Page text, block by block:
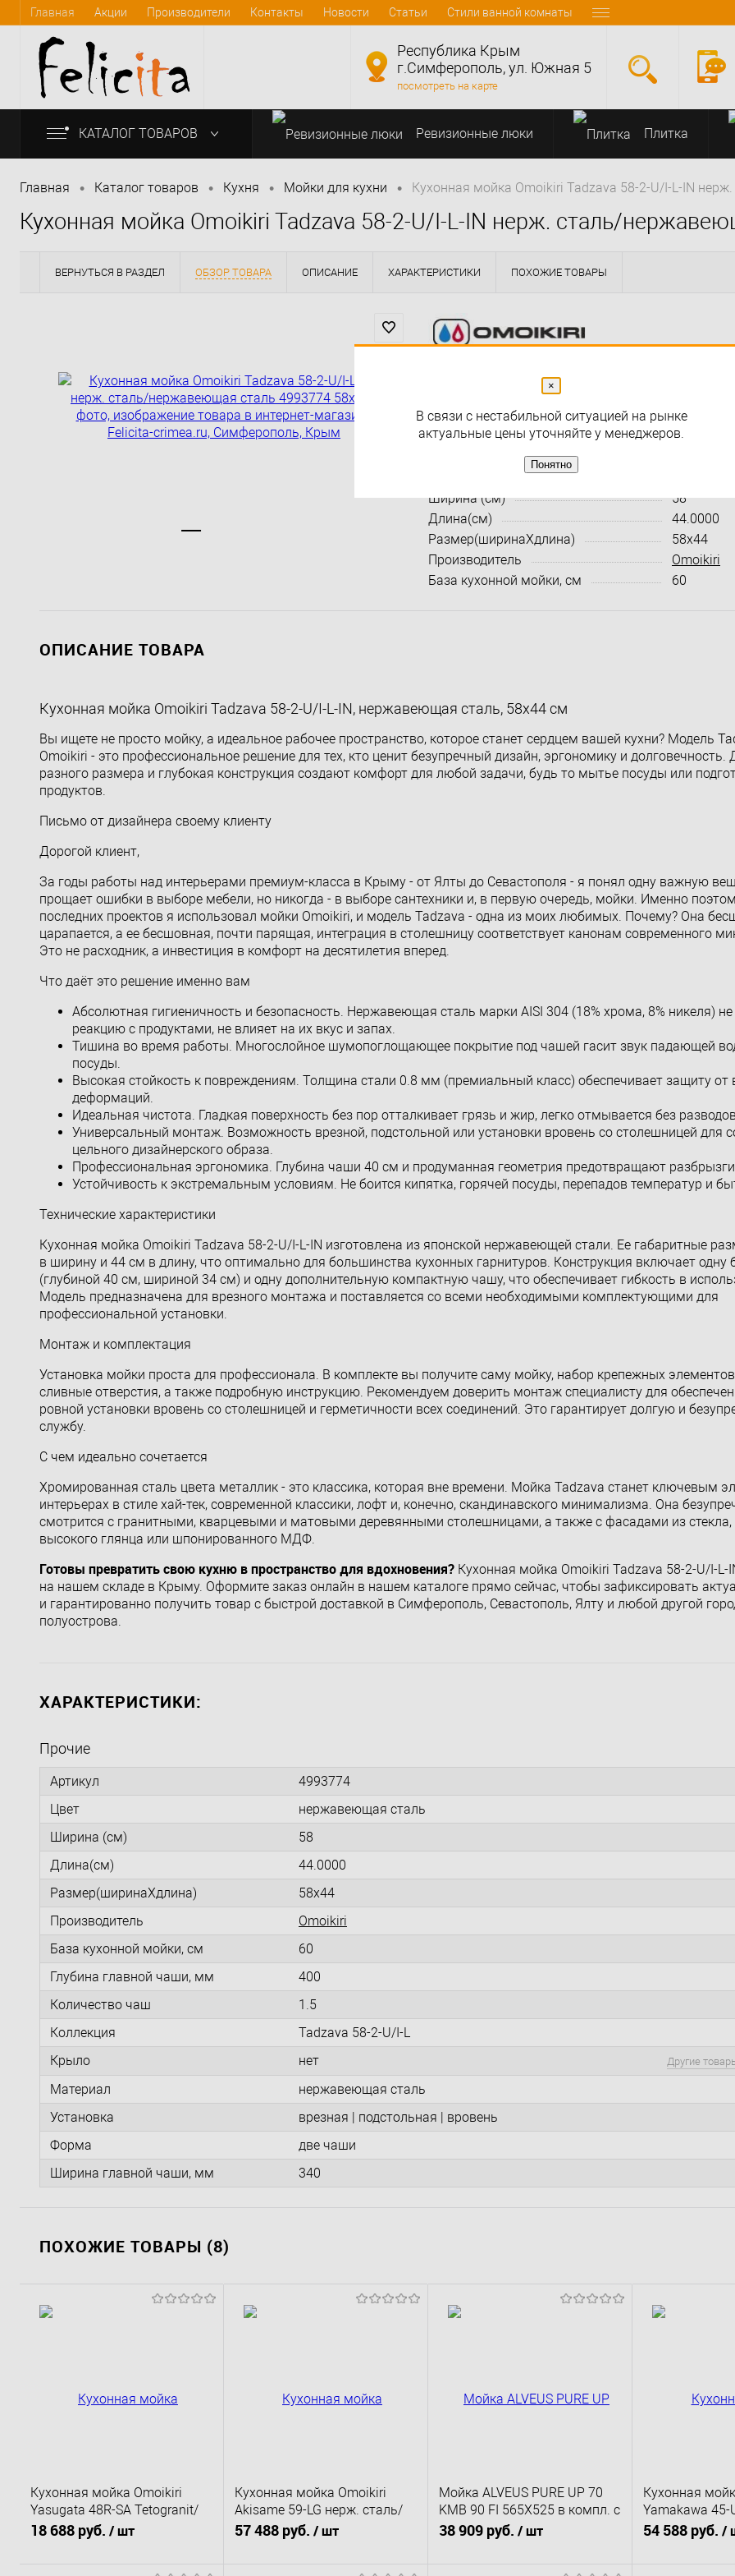
Главная Акции Производители Контакты Новости Статьи Стили ванной комнаты
info@felicita-crimea.ru
Республика Крым
г.Симферополь, ул. Южная 5
посмотреть на карте
КАТАЛОГ ТОВАРОВ Ревизионные люки Плитка
Главная • Каталог товаров • Кухня • Мойки для кухни • Кухонная мойка Omoikiri Tadzava 58-2-U/I-L-IN
Кухонная мойка Omoikiri Tadzava 58-2-U/I-L-IN нерж. сталь/
ВЕРНУТЬСЯ В РАЗДЕЛ ОБЗОР ТОВАРА ОПИСАНИЕ ХАРАКТЕРИСТИКИ ПОХОЖИЕ ТОВАРЫ
Ширина (см)
58
Длина(см)
44.0000
Размер(ширинаXдлина)
58x44
Производитель
Omoikiri
База кухонной мойки, см
60
ОПИСАНИЕ ТОВАРА
Кухонная мойка Omoikiri Tadzava 58-2-U/I-L-IN, нержавеющая сталь, 58х44 см
Вы ищете не просто мойку, а идеальное рабочее пространство, которое станет сердцем вашей кухни? Модель
Omoikiri - это профессиональное решение для тех, кто ценит безупречный дизайн, эргономику и
разного размера и глубокая конструкция создают комфорт для любой задачи, будь то мытье посуды или
продуктов.
Письмо от дизайнера своему клиенту
Дорогой клиент,
За годы работы над интерьерами премиум-класса в Крыму - от Ялты до Севастополя - я понял одну важную
прощает ошибки в выборе мебели, но никогда - в выборе сантехники и, в первую очередь, мойки. Именно
последних проектов я использовал мойки Omoikiri, и модель Tadzava - одна из моих любимых. Почему? Она
царапается, а ее бесшовная, почти парящая, интеграция в столешницу соответствует канонам современного
Это не расходник, а инвестиция в комфорт на десятилетия вперед.
Что даёт это решение именно вам
Абсолютная гигиеничность и безопасность. Нержавеющая сталь марки AISI 304 (18% хрома, 8% никеля) не
реакцию с продуктами, не влияет на их вкус и запах.
Тишина во время работы. Многослойное шумопоглощающее покрытие под чашей гасит звук падающей
посуды.
Высокая стойкость к повреждениям. Толщина стали 0.8 мм (премиальный класс) обеспечивает защиту от
деформаций.
Идеальная чистота. Гладкая поверхность без пор отталкивает грязь и жир, легко отмывается без
Универсальный монтаж. Возможность врезной, подстольной или установки вровень со столешницей для
цельного дизайнерского образа.
Профессиональная эргономика. Глубина чаши 40 см и продуманная геометрия предотвращают
Устойчивость к экстремальным условиям. Не боится кипятка, горячей посуды, перепадов температур и
Технические характеристики
Кухонная мойка Omoikiri Tadzava 58-2-U/I-L-IN изготовлена из японской нержавеющей стали. Ее габаритные
в ширину и 44 см в длину, что оптимально для большинства кухонных гарнитуров. Конструкция включает
(глубиной 40 см, шириной 34 см) и одну дополнительную компактную чашу, что обеспечивает гибкость в
Модель предназначена для врезного монтажа и поставляется со всеми необходимыми комплектующими для
профессиональной установки.
Монтаж и комплектация
Установка мойки проста для профессионала. В комплекте вы получите саму мойку, набор крепежных
сливные отверстия, а также подробную инструкцию. Рекомендуем доверить монтаж специалисту для
ровной установки вровень со столешницей и герметичности всех соединений. Это гарантирует долгую и
службу.
С чем идеально сочетается
Хромированная сталь цвета металлик - это классика, которая вне времени. Мойка Tadzava станет ключевым
интерьерах в стиле хай-тек, современной классики, лофт и, конечно, скандинавского минимализма. Она
смотрится с гранитными, кварцевыми и матовыми деревянными столешницами, а также с фасадами из стекла,
высокого глянца или шпонированного МДФ.
Готовы превратить свою кухню в пространство для вдохновения? Кухонная мойка Omoikiri Tadzava 58-2-U/I-L-
на нашем складе в Крыму. Оформите заказ онлайн в нашем каталоге прямо сейчас, чтобы зафиксировать
и гарантированно получить товар с быстрой доставкой в Симферополь, Севастополь, Ялту и любой другой
полуострова.
ХАРАКТЕРИСТИКИ:
Прочие
Артикул
4993774
Цвет
нержавеющая сталь
Ширина (см)
58
Длина(см)
44.0000
Размер(ширинаXдлина)
58x44
Производитель
Omoikiri
База кухонной мойки, см
60
Глубина главной чаши, мм
400
Количество чаш
1.5
Коллекция
Tadzava 58-2-U/I-L
Крыло
нет Другие
Материал
нержавеющая сталь
Установка
врезная | подстольная | вровень
Форма
две чаши
Ширина главной чаши, мм
340
ПОХОЖИЕ ТОВАРЫ (8)
Кухонная мойка Omoikiri
Yasugata 48R-SA Tetogranit/
бежевый 4993132 48,5х48,5
18 688 руб. / шт
Кухонная мойка Omoikiri
Akisame 59-LG нерж. сталь/
светлое золото 4973082
57 488 руб. / шт
Мойка ALVEUS PURE UP 70
KMB 90 FI 565X525 в компл. с
сифоном 1123351
38 909 руб. / шт
Кухонная
Yamakawa 45-
Artceramic/
45,6х45,6
54 588 руб. /
×
В связи с нестабильной ситуацией на рынке
актуальные цены уточняйте у менеджеров.
Понятно